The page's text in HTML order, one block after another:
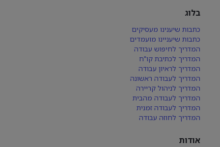
בלוג
כתבות שיענינו מעסיקים
כתבות שיעניינו מועמדים
המדריך לחיפוש עבודה
המדריך לכתיבת קו"ח
המדריך לראיון עבודה
המדריך לעבודה ראשונה
המדריך לניהול קריירה
המדריך לעבודה מהבית
המדריך לעבודה זמנית
המדריך לחוזה עבודה
אודות